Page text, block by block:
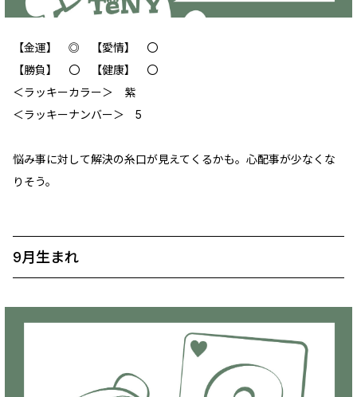
【金運】 ◎ 【愛情】 〇
【勝負】 ‪〇 【健康】 〇
＜ラッキーカラー＞ 紫
＜ラッキーナンバー＞ 5
悩み事に対して解決の糸口が見えてくるかも。心配事が少なくな
りそう。
9月生まれ